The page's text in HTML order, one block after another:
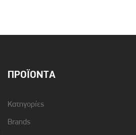
ΠΡΟΪΌΝΤΑ
Κατηγορίες
Brands